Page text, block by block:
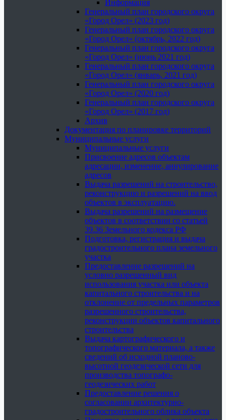
Информация
Генеральный план городского округа
«Город Орел» (2023 год)
Генеральный план городского округа
«Город Орел» (октябрь, 2022 год)
Генеральный план городского округа
«Город Орел» (июнь 2021 год)
Генеральный план городского округа
«Город Орел» (январь, 2021 год)
Генеральный план городского округа
«Город Орел» (2020 год)
Генеральный план городского округа
«Город Орел» (2017 год)
Архив
Документация по планировке территорий
Муниципальные услуги
Муниципальные услуги
Присвоение адресов объектам
адресации, изменение, аннулирование
адресов
Выдача разрешений на строительство,
реконструкцию и разрешений на ввод
объектов в эксплуатацию.
Выдача разрешений на размещение
объектов в соответствии со статьей
39.36 Земельного кодекса РФ
Подготовка, регистрация и выдача
градостроительного плана земельного
участка
Предоставление разрешений на
условно разрешенный вид
использования участка или объекта
капитального строительства и на
отклонение от предельных параметров
разрешенного строительства,
реконструкции объектов капитального
строительства
Выдача картографического и
топографического материала, а также
сведений об исходной планово-
высотной геодезической сети для
производства топографо-
геодезических работ
Предоставление решения о
согласовании архитектурно-
градостроительного облика объекта